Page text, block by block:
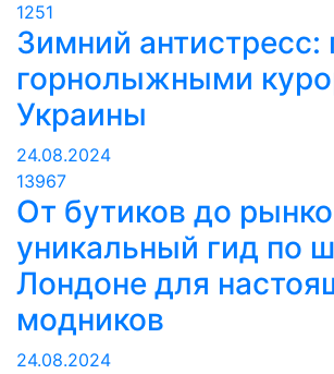
1251
Зимний антистресс:
горнолыжными
Украины
24.08.2024
13967
От бутиков до
уникальный гид по
Лондоне для
модников
24.08.2024